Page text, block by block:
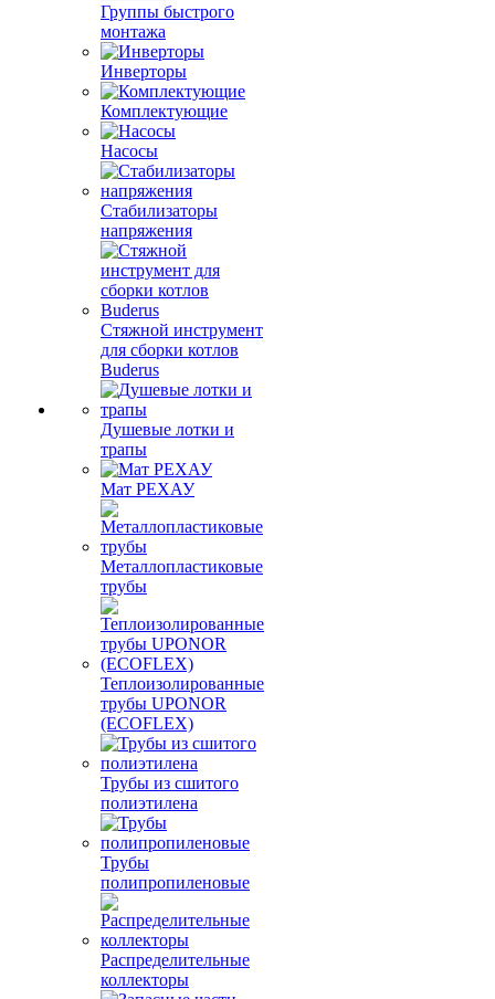
Группы быстрого
монтажа
Инверторы
Комплектующие
Насосы
Стабилизаторы
напряжения
Стяжной инструмент
для сборки котлов
Buderus
Душевые лотки и
трапы
Мат РЕХАУ
Металлопластиковые
трубы
Теплоизолированные
трубы UPONOR
(ECOFLEX)
Трубы из сшитого
полиэтилена
Трубы
полипропиленовые
Распределительные
коллекторы